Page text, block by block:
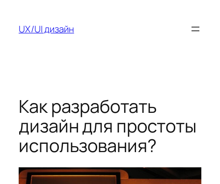
содержимому
UX/UI дизайн
Как разработать
дизайн для простоты
использования?